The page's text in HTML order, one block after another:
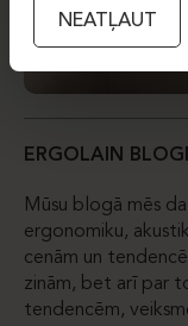
ERGOLAIN BLOGI
Mūsu blogā mēs
ergonomiku,
cenām un
zinām, bet arī par
tendencēm,
NEATĻAUT